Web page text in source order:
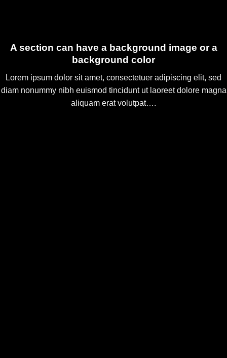
A section can have a background image or a
background color
Lorem ipsum dolor sit amet, consectetuer adipiscing elit, sed
diam nonummy nibh euismod tincidunt ut laoreet dolore magna
aliquam erat volutpat….